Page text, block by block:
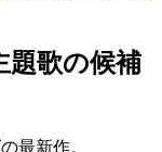
題歌の候補
最新作。